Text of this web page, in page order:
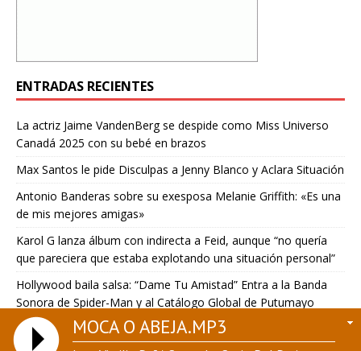
ENTRADAS RECIENTES
La actriz Jaime VandenBerg se despide como Miss Universo
Canadá 2025 con su bebé en brazos
Max Santos le pide Disculpas a Jenny Blanco y Aclara Situación
Antonio Banderas sobre su exesposa Melanie Griffith: «Es una
de mis mejores amigas»
Karol G lanza álbum con indirecta a Feid, aunque “no quería
que pareciera que estaba explotando una situación personal”
Hollywood baila salsa: “Dame Tu Amistad” Entra a la Banda
Sonora de Spider-Man y al Catálogo Global de Putumayo
MOCA O ABEJA.MP3